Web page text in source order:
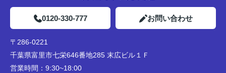
0120-330-777 お問い合わせ
〒286-0221
千葉県富里市七栄646番地285 末広ビル１Ｆ
営業時間： 9:30~18:00